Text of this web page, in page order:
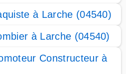
à Larche (04540)
à Larche (04540)
Constructeur à